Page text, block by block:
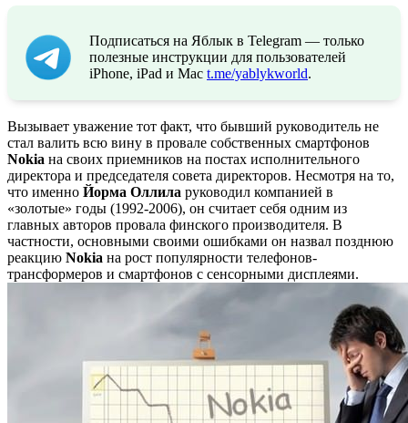
Подписаться на Яблык в Telegram — только
полезные инструкции для пользователей
iPhone, iPad и Mac t.me/yablykworld.
Вызывает уважение тот факт, что бывший руководитель не
стал валить всю вину в провале собственных смартфонов
Nokia на своих приемников на постах исполнительного
директора и председателя совета директоров. Несмотря на то,
что именно Йорма Оллила руководил компанией в
«золотые» годы (1992-2006), он считает себя одним из
главных авторов провала финского производителя. В
частности, основными своими ошибками он назвал позднюю
реакцию Nokia на рост популярности телефонов-
трансформеров и смартфонов с сенсорными дисплеями.